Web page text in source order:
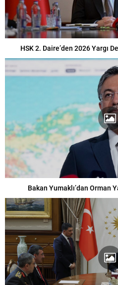
HSK 2. Daire’den 2026 Yargı
Bakan Yumaklı’dan Orman